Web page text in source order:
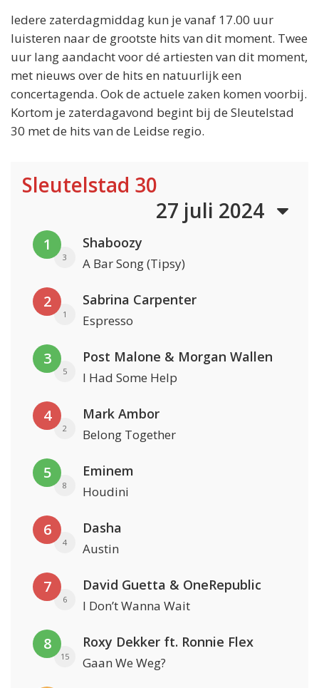
Iedere zaterdagmiddag kun je vanaf 17.00 uur
luisteren naar de grootste hits van dit moment. Twee
uur lang aandacht voor dé artiesten van dit moment,
met nieuws over de hits en natuurlijk een
concertagenda. Ook de actuele zaken komen voorbij.
Kortom je zaterdagavond begint bij de Sleutelstad
30 met de hits van de Leidse regio.
Sleutelstad 30
27 juli 2024
1
3
Shaboozy
A Bar Song (Tipsy)
2
1
Sabrina Carpenter
Espresso
3
5
Post Malone & Morgan Wallen
I Had Some Help
4
2
Mark Ambor
Belong Together
5
8
Eminem
Houdini
6
4
Dasha
Austin
7
6
David Guetta & OneRepublic
I Don’t Wanna Wait
8
15
Roxy Dekker ft. Ronnie Flex
Gaan We Weg?